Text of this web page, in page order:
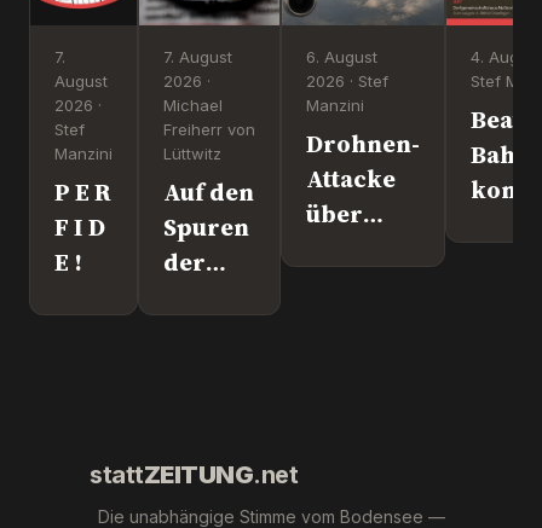
7.
August
2026 ·
Stef
Manzini
P E R
F I D
E !
7. August
2026 ·
Michael
Freiherr von
Lüttwitz
Auf den
Spuren
der
6. August
2026 · Stef
Manzini
Drohnen-
Attacke
über
4.
Stef
Beate
stattZEITUNG.net
Die unabhängige Stimme vom Bodensee —